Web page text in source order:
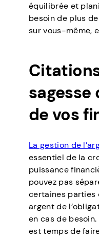
équilibrée et
besoin de plus
sur vous-même,
sagesse
de vos
La gestion de
essentiel de la
puissance
pouvez pas
certaines parties
argent de
en cas de
est temps de